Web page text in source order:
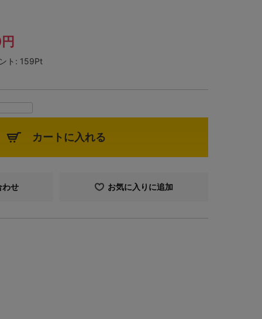
ト: 159Pt
カートに入れる
わせ お気に入りに追加